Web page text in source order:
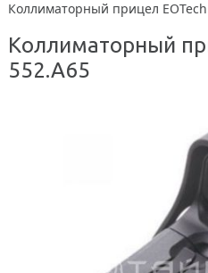
Коллиматорный прицел
Коллиматорный
552.A65